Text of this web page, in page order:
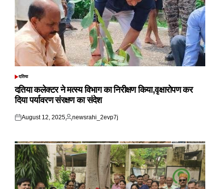
POSTED
दतिया
दतिया कलेक्टर ने मत्स्य विभाग का निरीक्षण किया,वृक्षारोपण कर
दिया पर्यावरण संरक्षण का संदेश
Posted
August 12, 2025
Posted
newsrahi_2evp7j